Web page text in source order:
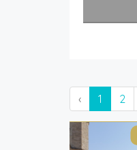
‹ 1 2